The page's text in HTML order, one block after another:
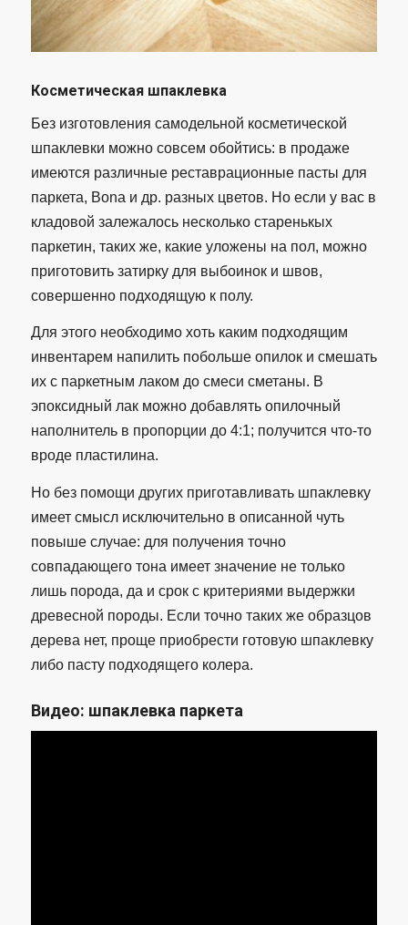
Косметическая шпаклевка
Без изготовления самодельной косметической
шпаклевки можно совсем обойтись: в продаже
имеются различные реставрационные пасты для
паркета, Bona и др. разных цветов. Но если у вас в
кладовой залежалось несколько старенькых
паркетин, таких же, какие уложены на пол, можно
приготовить затирку для выбоинок и швов,
совершенно подходящую к полу.
Для этого необходимо хоть каким подходящим
инвентарем напилить побольше опилок и смешать
их с паркетным лаком до смеси сметаны. В
эпоксидный лак можно добавлять опилочный
наполнитель в пропорции до 4:1; получится что-то
вроде пластилина.
Но без помощи других приготавливать шпаклевку
имеет смысл исключительно в описанной чуть
повыше случае: для получения точно
совпадающего тона имеет значение не только
лишь порода, да и срок с критериями выдержки
древесной породы. Если точно таких же образцов
дерева нет, проще приобрести готовую шпаклевку
либо пасту подходящего колера.
Видео: шпаклевка паркета